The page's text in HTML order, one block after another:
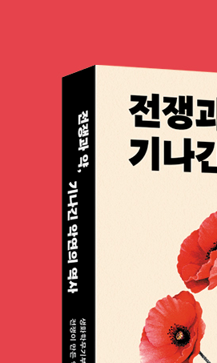
약이 되다 | 기적의 빨간 약 | 40 나
엇을 하고 있었을까?
후군 | 군대 가기 싫었던 청년 이야
비하는 우리의 자세